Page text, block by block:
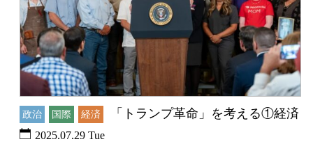
政治 国際 経済 「トランプ革命」を考える①経済
2025.07.29 Tue